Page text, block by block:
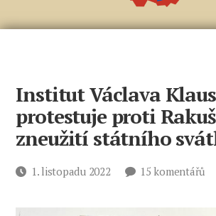
republika
Institut Václava
protestuje proti
zneužití státního
Datum1. listopadu 2022 15 komentářů